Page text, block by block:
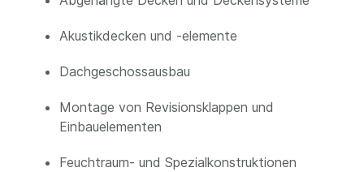
Akustikdecken und -elemente
Dachgeschossausbau
Montage von Revisionsklappen und
Einbauelementen
Feuchtraum- und Spezialkonstruktionen